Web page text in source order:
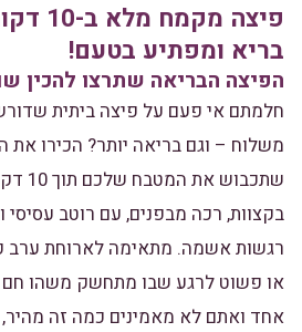
פיצה
בריא ומפתיע בטעם!
הפיצה הבריאה שתרצו להכין
חלמתם אי פעם על פיצה ביתית
משלוח – וגם בריאה יותר? הכירו
בקצוות, רכה מבפנים, עם רוטב עסיסי
רגשות אשמה. מתאימה לארוחת ערב
או פשוט לרגע שבו מתחשק משהו חם
אחד ואתם לא מאמינים כמה זה